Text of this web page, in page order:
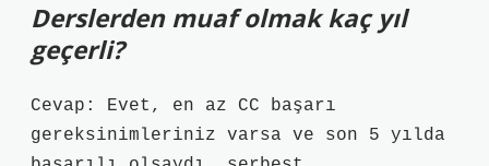
Derslerden muaf olmak kaç yıl
geçerli?
Cevap: Evet, en az CC başarı
gereksinimleriniz varsa ve son 5 yılda